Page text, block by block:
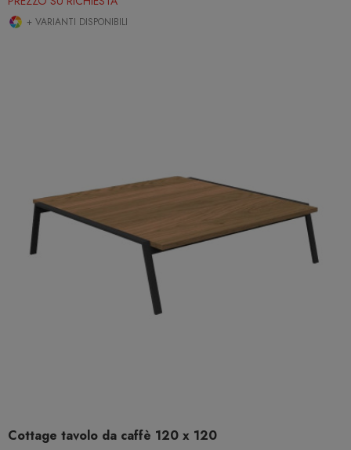
+ VARIANTI DISPONIBILI
Cottage tavolo da caffè 120 x 120